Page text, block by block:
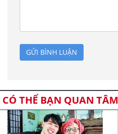
GỬI BÌNH LUẬN
CÓ THỂ BẠN QUAN TÂM